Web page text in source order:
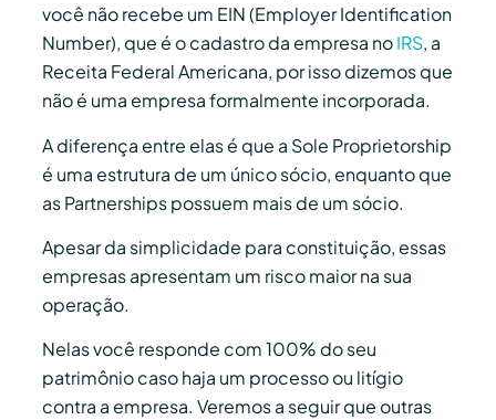
você não recebe um EIN (Employer Identification
Number), que é o cadastro da empresa noIRS, a
Receita Federal Americana, por isso dizemos que
não é uma empresa formalmente incorporada.
A diferença entre elas é que a Sole Proprietorship
é uma estrutura de um único sócio, enquanto que
as Partnerships possuem mais de um sócio.
Apesar da simplicidade para constituição, essas
empresas apresentam um risco maior na sua
operação.
Nelas você responde com 100% do seu
patrimônio caso haja um processo ou litígio
contra a empresa. Veremos a seguir que outras